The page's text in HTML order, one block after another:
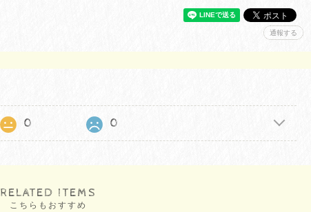
通報する
0 0
RELATED ITEMS
こちらもおすすめ